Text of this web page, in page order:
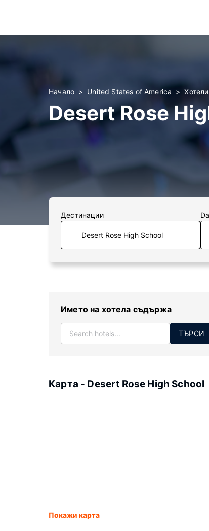
Начало United States of America
Desert Rose
Дестинации
Името на хотела съдържа
ТЪРСИ
Карта - Desert Rose High School
Покажи карта